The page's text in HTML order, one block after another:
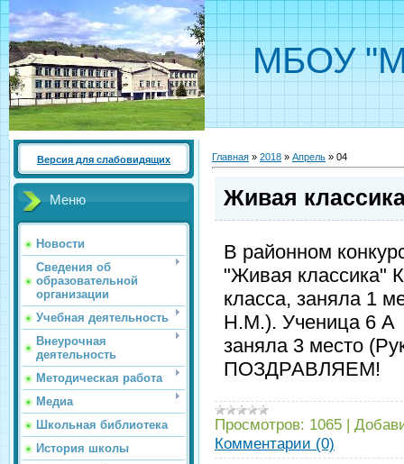
МБОУ
Версия для слабовидящих
Меню
Новости
Сведения об
образовательной
организации
Учебная деятельность
Внеурочная
деятельность
Методическая работа
Медиа
Школьная библиотека
История школы
Главная » 2018 » Апрель » 04
Живая
В районном
"Живая классика"
класса, заняла 1
Н.М.). Ученица 6 А
заняла 3 место
ПОЗДРАВЛЯЕМ!
Просмотров: 1065 |
Комментарии (0)